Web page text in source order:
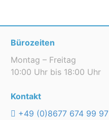
Bürozeiten
Montag – Freitag
10:00 Uhr bis 18:00 Uhr
Kontakt
+49 (0)8677 674 99 97